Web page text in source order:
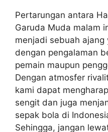
Pertarungan antara
Garuda Muda malam
menjadi sebuah ajang
dengan pengalaman
pemain maupun
Dengan atmosfer
kami dapat
sengit dan juga
sepak bola di
Sehingga, jangan